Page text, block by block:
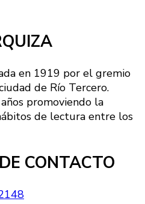
en 1919 por el gremio
de Río Tercero.
promoviendo la
de lectura entre los
CONTACTO